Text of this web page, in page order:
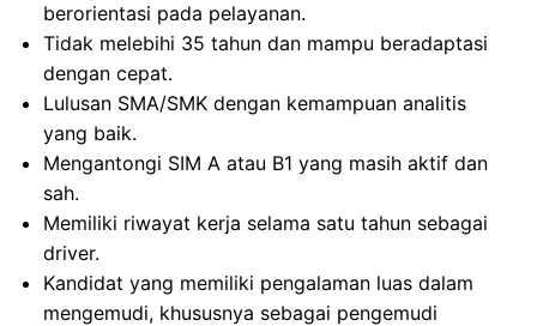
berorientasi pada pelayanan.
Tidak melebihi 35 tahun dan mampu beradaptasi
dengan cepat.
Lulusan SMA/SMK dengan kemampuan analitis
yang baik.
Mengantongi SIM A atau B1 yang masih aktif dan
sah.
Memiliki riwayat kerja selama satu tahun sebagai
driver.
Kandidat yang memiliki pengalaman luas dalam
mengemudi, khususnya sebagai pengemudi